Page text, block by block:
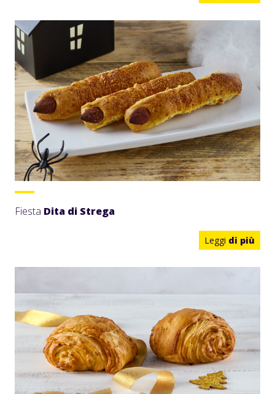
Fiesta Dita di Strega
Leggi di più